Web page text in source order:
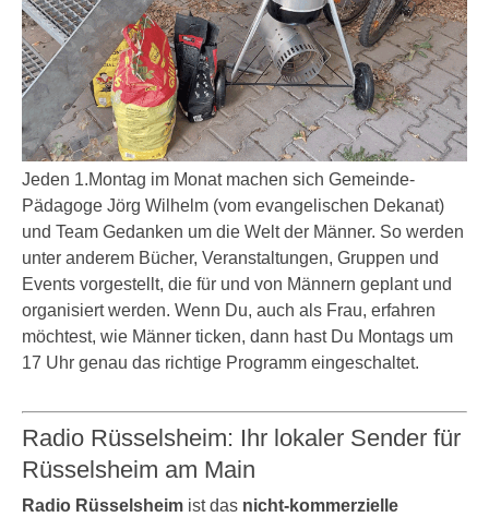
Jeden 1.Montag im Monat machen sich Gemeinde-
Pädagoge Jörg Wilhelm (vom evangelischen Dekanat)
und Team Gedanken um die Welt der Männer. So werden
unter anderem Bücher, Veranstaltungen, Gruppen und
Events vorgestellt, die für und von Männern geplant und
organisiert werden. Wenn Du, auch als Frau, erfahren
möchtest, wie Männer ticken, dann hast Du Montags um
17 Uhr genau das richtige Programm eingeschaltet.
Radio Rüsselsheim: Ihr lokaler Sender für
Rüsselsheim am Main
Radio Rüsselsheim ist das nicht-kommerzielle